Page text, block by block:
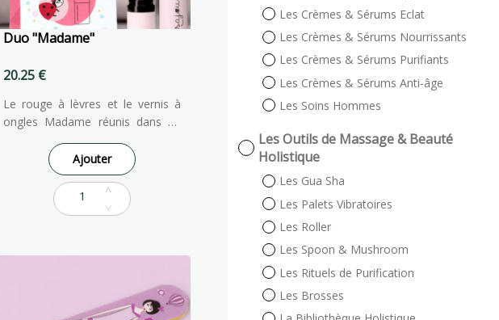
Duo "Madame"
20.25 €
Le rouge à lèvres et le vernis à
ongles Madame réunis dans un
super coffret. Pour des lèvres
subtilement colorées et assorties
à ses ongles !
Ajouter
Les Crèmes & Sérums Eclat
Les Crèmes & Sérums Nourrissants
Les Crèmes & Sérums Purifiants
Les Crèmes & Sérums Anti-âge
Les Soins Hommes
Les Outils de Massage & Beauté
Holistique
Les Gua Sha
Les Palets Vibratoires
Les Roller
Les Spoon & Mushroom
Les Rituels de Purification
Les Brosses